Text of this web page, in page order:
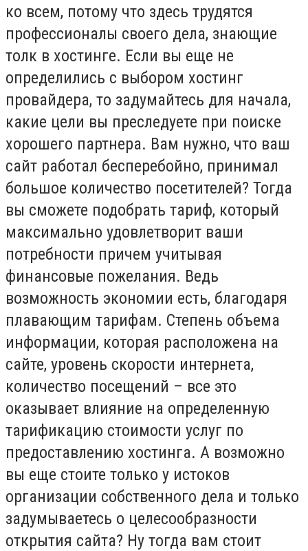
ко всем, потому что здесь трудятся
профессионалы своего дела, знающие
толк в хостинге. Если вы еще не
определились с выбором хостинг
провайдера, то задумайтесь для начала,
какие цели вы преследуете при поиске
хорошего партнера. Вам нужно, что ваш
сайт работал бесперебойно, принимал
большое количество посетителей? Тогда
вы сможете подобрать тариф, который
максимально удовлетворит ваши
потребности причем учитывая
финансовые пожелания. Ведь
возможность экономии есть, благодаря
плавающим тарифам. Степень объема
информации, которая расположена на
сайте, уровень скорости интернета,
количество посещений – все это
оказывает влияние на определенную
тарификацию стоимости услуг по
предоставлению хостинга. А возможно
вы еще стоите только у истоков
организации собственного дела и только
задумываетесь о целесообразности
открытия сайта? Ну тогда вам стоит